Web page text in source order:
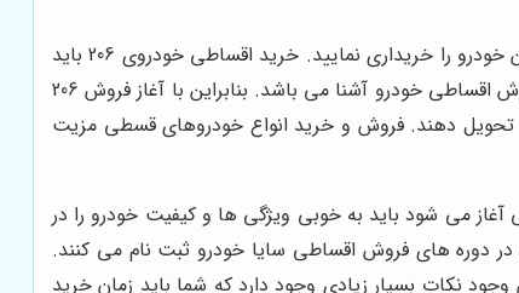
اعلام می گردد می توانید این خودرو را خریداری نمایید. خرید اقساطی خودروی 206 باید
بر اساس استانداردهای مشخص شده شرکت باشد. سایا خودرو که فروش انواع خودروهای قسطی را برعهده دارد و به خوبی با قوانین فروش اقساطی خودرو آشنا می باشد. بنابراین با آغاز فروش 206
تحویل دهند. فروش و خرید انواع خودروهای قسطی مزیت
خودروهای قسطی به فروش می‌ رسند باید به خوبی برخی از نکات را در نظر بگیرید. زمانی که فروش 206 اقساطی آغاز می‌ شود باید به خوبی ویژگی ‌ها و کیفیت خودرو را در
در دوره‌ های فروش اقساطی سایا خودرو ثبت نام می کنند.
ولی با این وجود نکات بسیار زیادی وجود دارد که شما باید زمان خرید